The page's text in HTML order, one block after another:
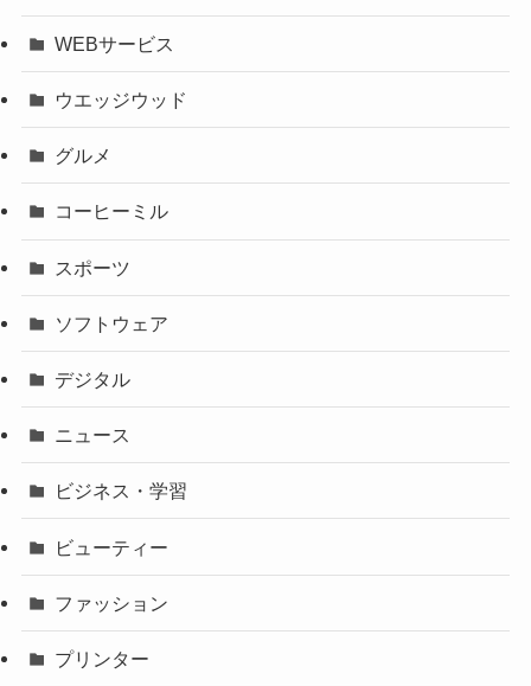
WEBサービス
ウエッジウッド
グルメ
コーヒーミル
スポーツ
ソフトウェア
デジタル
ニュース
ビジネス・学習
ビューティー
ファッション
プリンター